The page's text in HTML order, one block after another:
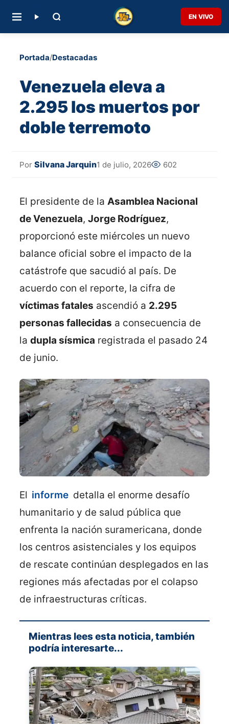
EN VIVO
Portada/Destacadas
Venezuela eleva a
2.295 los muertos por
doble terremoto
Por Silvana Jarquin1 de julio, 2026 602
El presidente de la Asamblea Nacional
de Venezuela, Jorge Rodríguez,
proporcionó este miércoles un nuevo
balance oficial sobre el impacto de la
catástrofe que sacudió al país. De
acuerdo con el reporte, la cifra de
víctimas fatales ascendió a 2.295
personas fallecidas a consecuencia de
la dupla sísmica registrada el pasado 24
de junio.
El informe detalla el enorme desafío
humanitario y de salud pública que
enfrenta la nación suramericana, donde
los centros asistenciales y los equipos
de rescate continúan desplegados en las
regiones más afectadas por el colapso
de infraestructuras críticas.
Mientras lees esta noticia, también
podría interesarte...